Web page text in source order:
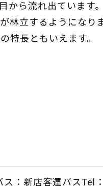
から流れ出ています
林立するようにな
特長ともいえます。
ス：新店客運バスTel